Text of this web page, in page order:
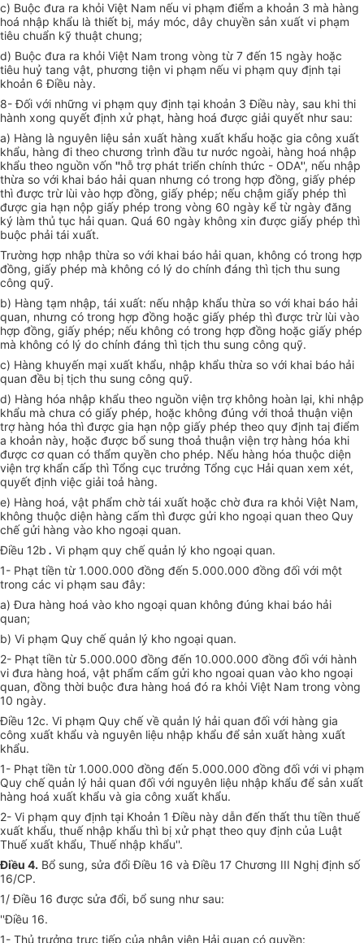
c) Buộc đưa ra khỏi Việt Nam nếu vi phạm điểm a khoản 3 mà hàng
hoá nhập khẩu là thiết bị, máy móc, dây chuyền sản xuất vi phạm
tiêu chuẩn kỹ thuật chung;
d) Buộc đưa ra khỏi Việt Nam trong vòng từ 7 đến 15 ngày hoặc
tiêu huỷ tang vật, phương tiện vi phạm nếu vi phạm quy định tại
khoản 6 Điều này.
8- Đối với những vi phạm quy định tại khoản 3 Điều này, sau khi thi
hành xong quyết định xử phạt, hàng hoá được giải quyết như sau:
a) Hàng là nguyên liệu sản xuất hàng xuất khẩu hoặc gia công xuất
khẩu, hàng đi theo chương trình đầu tư nước ngoài, hàng hoá nhập
khẩu theo nguồn vốn ''hỗ trợ phát triển chính thức - ODA'', nếu nhập
thừa so với khai báo hải quan nhưng có trong hợp đồng, giấy phép
thì được trừ lùi vào hợp đồng, giấy phép; nếu chậm giấy phép thì
được gia hạn nộp giấy phép trong vòng 60 ngày kể từ ngày đăng
ký làm thủ tục hải quan. Quá 60 ngày không xin được giấy phép thì
buộc phải tái xuất.
Trường hợp nhập thừa so với khai báo hải quan, không có trong hợp
đồng, giấy phép mà không có lý do chính đáng thì tịch thu sung
công quỹ.
b) Hàng tạm nhập, tái xuất: nếu nhập khẩu thừa so với khai báo hải
quan, nhưng có trong hợp đồng hoặc giấy phép thì được trừ lùi vào
hợp đồng, giấy phép; nếu không có trong hợp đồng hoặc giấy phép
mà không có lý do chính đáng thì tịch thu sung công quỹ.
c) Hàng khuyến mại xuất khẩu, nhập khẩu thừa so với khai báo hải
quan đều bị tịch thu sung công quỹ.
d) Hàng hóa nhập khẩu theo nguồn viện trợ không hoàn lại, khi nhập
khẩu mà chưa có giấy phép, hoặc không đúng với thoả thuận viện
trợ hàng hóa thì được gia hạn nộp giấy phép theo quy định taị điểm
a khoản này, hoặc được bổ sung thoả thuận viện trợ hàng hóa khi
được cơ quan có thẩm quyền cho phép. Nếu hàng hóa thuộc diện
viện trợ khẩn cấp thì Tổng cục trưởng Tổng cục Hải quan xem xét,
quyết định việc giải toả hàng.
e) Hàng hoá, vật phẩm chờ tái xuất hoặc chờ đưa ra khỏi Việt Nam,
không thuộc diện hàng cấm thì được gửi kho ngoại quan theo Quy
chế gửi hàng vào kho ngoại quan.
Điều 12b . Vi phạm quy chế quản lý kho ngoại quan.
1- Phạt tiền từ 1.000.000 đồng đến 5.000.000 đồng đối với một
trong các vi phạm sau đây:
a) Đưa hàng hoá vào kho ngoại quan không đúng khai báo hải
quan;
b) Vi phạm Quy chế quản lý kho ngoại quan.
2- Phạt tiền từ 5.000.000 đồng đến 10.000.000 đồng đối với hành
vi đưa hàng hoá, vật phẩm cấm gửi kho ngoai quan vào kho ngoại
quan, đồng thời buộc đưa hàng hoá đó ra khỏi Việt Nam trong vòng
10 ngày.
Điều 12c. Vi phạm Quy chế về quản lý hải quan đối với hàng gia
công xuất khẩu và nguyên liệu nhập khẩu để sản xuất hàng xuất
khẩu.
1- Phạt tiền từ 1.000.000 đồng đến 5.000.000 đồng đối với vi phạm
Quy chế quản lý hải quan đối với nguyên liệu nhập khẩu để sản xuất
hàng hoá xuất khẩu và gia công xuất khẩu.
2- Vi phạm quy định tại Khoản 1 Điều này dẫn đến thất thu tiền thuế
xuất khẩu, thuế nhập khẩu thì bị xử phạt theo quy định của Luật
Thuế xuất khẩu, Thuế nhập khẩu''.
Điều 4. Bổ sung, sửa đổi Điều 16 và Điều 17 Chương III Nghị định số
16/CP.
1/ Điều 16 được sửa đổi, bổ sung như sau:
''Điều 16.
1- Thủ trưởng trực tiếp của nhân viên Hải quan có quyền: